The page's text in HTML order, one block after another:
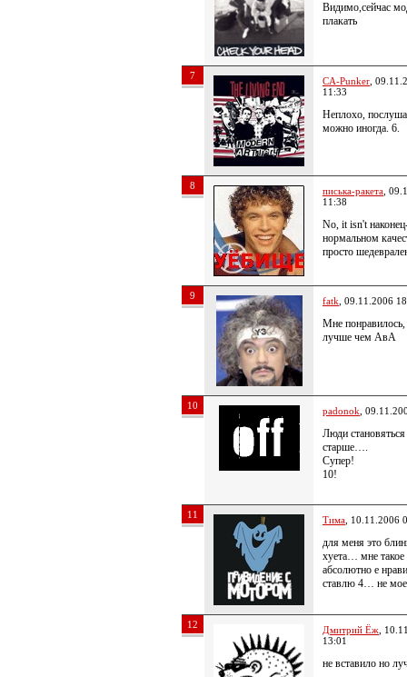
Видимо,сейчас
плакать
7 CA-Punker ,
11:33
Неплохо,
можно иногда. 6.
8 писька-ракета ,
11:38
No, it isn't
нормальном
просто
9 fatk , 09.11.2006
Мне понравилось,
лучше чем АвА
10 padonok ,
Люди становяться
старше….
Супер!
10!
11 Тима , 10.11.2006
для меня это
хуета… мне такое
абсолютно е
ставлю 4… не
12 Дмитрий Ёж ,
13:01
не вставило но